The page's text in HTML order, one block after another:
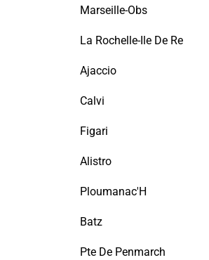
Marseille-Obs
La Rochelle-Ile De Re
Ajaccio
Calvi
Figari
Alistro
Ploumanac'H
Batz
Pte De Penmarch